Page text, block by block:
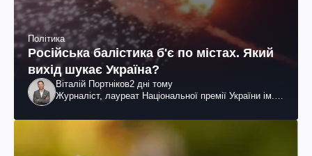
Політика
Російська балістика б'є по містах. Який
вихід шукає Україна?
Віталій Портніков2 дні тому
Журналіст, лауреат Національної премії України ім.